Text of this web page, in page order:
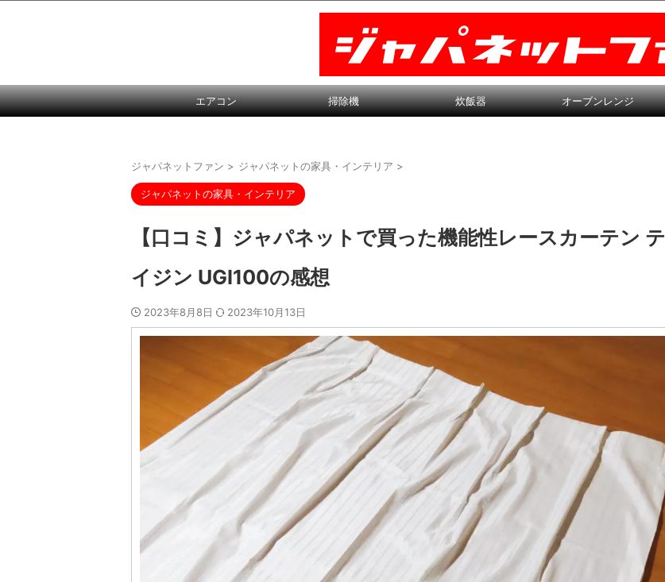
エアコン 掃除機 炊飯器 オーブンレンジ
ジャパネットファン > ジャパネットの家具・インテリア >
ジャパネットの家具・インテリア
【口コミ】ジャパネットで買った機能性レースカーテン テ
イジン UGI100の感想
2023年8月8日 2023年10月13日